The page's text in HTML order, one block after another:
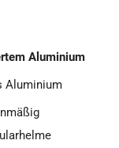
Aluminium
Aluminium